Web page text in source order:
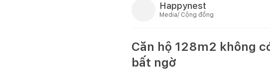
Happynest
Media/ Cộng đồng
Căn hộ 128m2 không
bất ngờ